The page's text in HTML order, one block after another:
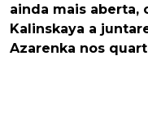
ainda mais aberta,
Kalinskaya a
Azarenka nos